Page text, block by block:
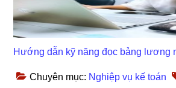
Hướng dẫn kỹ năng đọc bảng lương
Chuyên mục: Nghiệp vụ kế toán